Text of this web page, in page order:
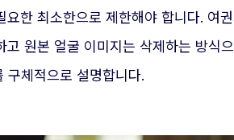
한 최소한으로 제한해야 합니다. 여
원본 얼굴 이미지는 삭제하는 방식
구체적으로 설명합니다.